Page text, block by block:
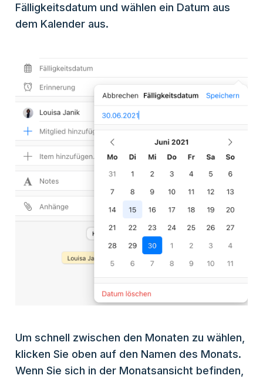
Fälligkeitsdatum und wählen ein Datum aus
dem Kalender aus.
Um schnell zwischen den Monaten zu wählen,
klicken Sie oben auf den Namen des Monats.
Wenn Sie sich in der Monatsansicht befinden,